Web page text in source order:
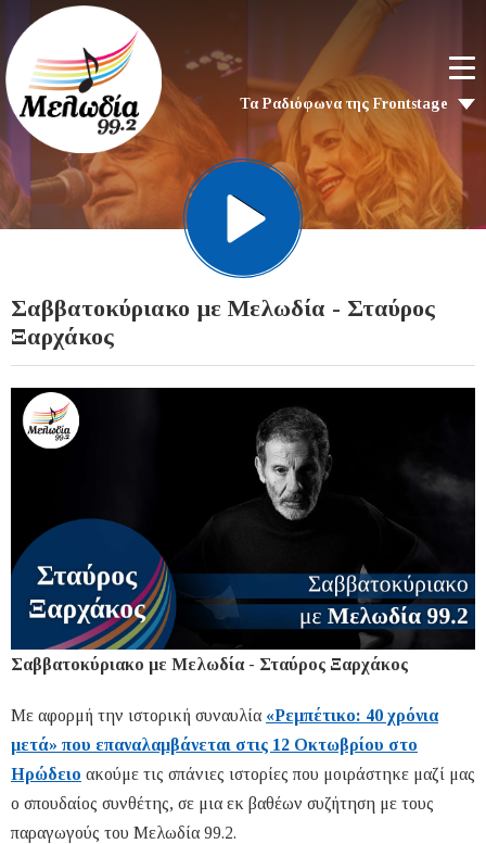
Τα Ραδιόφωνα της Frontstage
Σαββατοκύριακο με Μελωδία - Σταύρος
Ξαρχάκος
Σαββατοκύριακο με Μελωδία - Σταύρος Ξαρχάκος
Με αφορμή την ιστορική συναυλία «Ρεμπέτικο: 40 χρόνια
μετά» που επαναλαμβάνεται στις 12 Οκτωβρίου στο
Ηρώδειο ακούμε τις σπάνιες ιστορίες που μοιράστηκε μαζί μας
ο σπουδαίος συνθέτης, σε μια εκ βαθέων συζήτηση με τους
παραγωγούς του Μελωδία 99.2.